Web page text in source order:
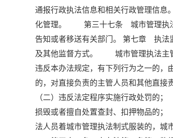
通报行政执法信息和相关行政管理信
化管理。 第三十七条 城市管理执法
告知或者移送有关部门。 第七章 执
及其他监督方式。 城市管理执法主
违反本办法规定，有下列行为之一的，
的，对直接负责的主管人员和其他
（二）违反法定程序实施行政处罚
损毁或者擅自处置查封、扣押物品
法人员着城市管理执法制式服装的，